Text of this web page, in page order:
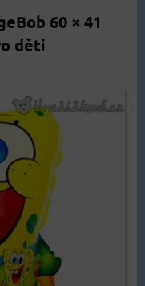
60 × 41
děti